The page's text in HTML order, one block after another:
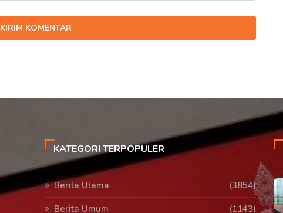
KIRIM KOMENTAR
KATEGORI TERPOPULER
Berita Utama
(3854)
Berita Umum
(1143)